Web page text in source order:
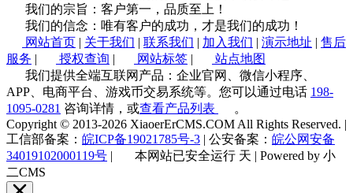
我们的宗旨：客户第一，品质至上！
我们的信念：唯有客户的成功，才是我们的成功！
网站首页 | 关于我们 | 联系我们 | 加入我们 | 演示地址 | 售后
服务 | 授权查询 | 网站标签 |
站点地图
我们提供全端互联网产品：企业官网、微信小程序、
APP、电商平台、游戏币交易系统等。您可以通过电话 198-
1095-0281 咨询详情，或查看产品列表
。
Copyright © 2013-2026 XiaoerErCMS.COM All Rights Reserved. |
工信部备案： 皖ICP备19021785号-3 | 公安备案： 皖公网安备
34019102000119号 | 本网站已安全运行 天 | Powered by 小
二CMS